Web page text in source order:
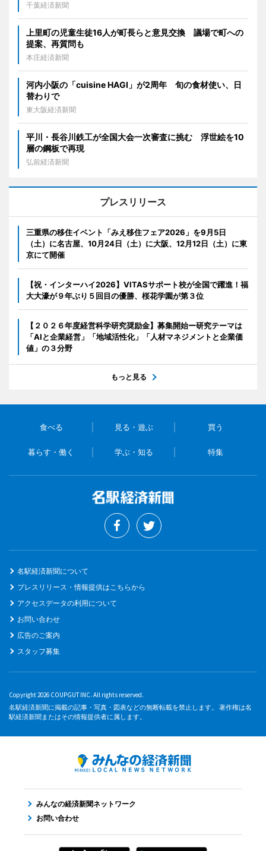
千葉経済新聞
上里町の児童生徒16人が町長らと意見交換 議場で町への
提案、再質問も
本庄経済新聞
河内小阪の「cuisine HAGI」が2周年 旬の食材使い、日
替わりで
東大阪経済新聞
平川・長谷川鉄工が全国大会一次審査に挑む 浮世絵を10
層の鋼板で再現
弘前経済新聞
プレスリリース
三重県の移住イベント「みえ移住フェア2026」を9月5日
（土）に名古屋、10月24日（土）に大阪、12月12日（土）に東
京にて開催
【祝・インターハイ2026】VITASサポート校が全国で躍進！福
大大濠が９年ぶり５回目の優勝、桜花学園が第３位
【２０２６年度経営科学研究奨励金】募集開始ー研究テーマは
「AIと企業経営」「地域活性化」「人材マネジメントと企業価
値」の３分野
もっと見る
食べる 見る・遊ぶ 買う
暮らす・働く 学ぶ・知る 特集
名駅経済新聞について
プレスリリース・情報提供はこちらから
アクセスデータの利用について
お問い合わせ
広告のご案内
スタッフ募集
Copyright 2026 COUPGUT INC. All rights reserved.
名駅経済新聞に掲載の記事・写真・図表などの無断転載を禁止します。 著作権は名
駅経済新聞またはその情報提供者に属します。
みんなの経済新聞ネットワーク
お問い合わせ